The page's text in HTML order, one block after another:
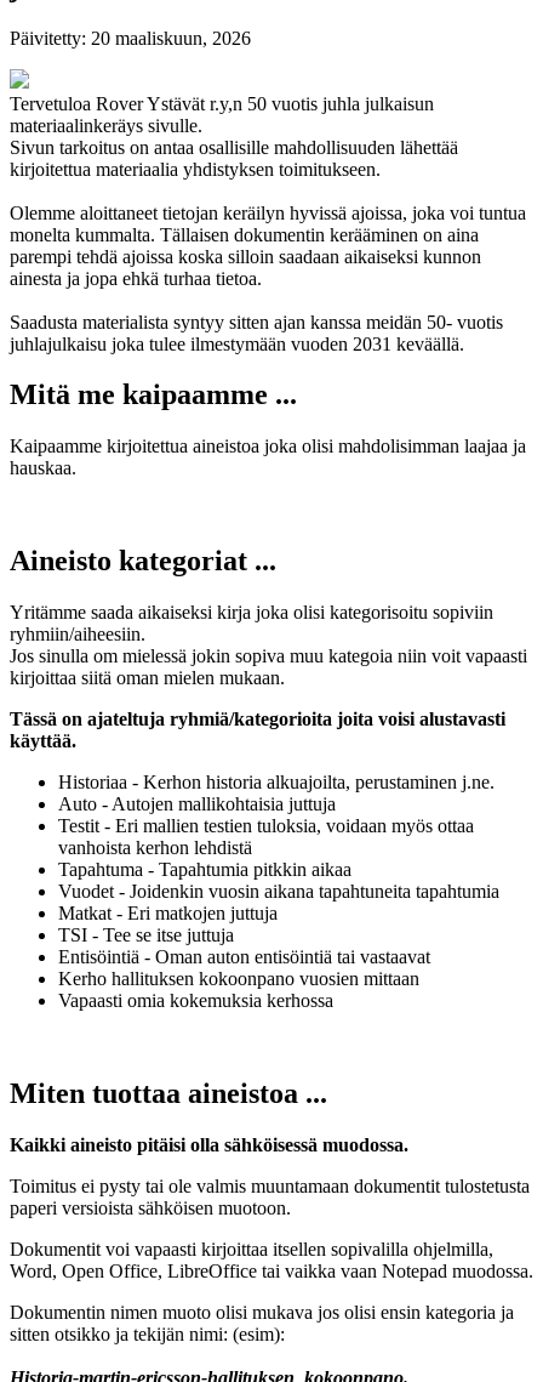
Päivitetty: 20 maaliskuun, 2026
Tervetuloa Rover Ystävät r.y,n 50 vuotis juhla julkaisun
materiaalinkeräys sivulle.
Sivun tarkoitus on antaa osallisille mahdollisuuden lähettää
kirjoitettua materiaalia yhdistyksen toimitukseen.
Olemme aloittaneet tietojan keräilyn hyvissä ajoissa, joka voi tuntua
monelta kummalta. Tällaisen dokumentin kerääminen on aina
parempi tehdä ajoissa koska silloin saadaan aikaiseksi kunnon
ainesta ja jopa ehkä turhaa tietoa.
Saadusta materialista syntyy sitten ajan kanssa meidän 50- vuotis
juhlajulkaisu joka tulee ilmestymään vuoden 2031 keväällä.
Mitä me kaipaamme ...
Kaipaamme kirjoitettua aineistoa joka olisi mahdolisimman laajaa ja
hauskaa.
Aineisto kategoriat ...
Yritämme saada aikaiseksi kirja joka olisi kategorisoitu sopiviin
ryhmiin/aiheesiin.
Jos sinulla om mielessä jokin sopiva muu kategoia niin voit vapaasti
kirjoittaa siitä oman mielen mukaan.
Tässä on ajateltuja ryhmiä/kategorioita joita voisi alustavasti
käyttää.
Historiaa - Kerhon historia alkuajoilta, perustaminen j.ne.
Auto - Autojen mallikohtaisia juttuja
Testit - Eri mallien testien tuloksia, voidaan myös ottaa
vanhoista kerhon lehdistä
Tapahtuma - Tapahtumia pitkkin aikaa
Vuodet - Joidenkin vuosin aikana tapahtuneita tapahtumia
Matkat - Eri matkojen juttuja
TSI - Tee se itse juttuja
Entisöintiä - Oman auton entisöintiä tai vastaavat
Kerho hallituksen kokoonpano vuosien mittaan
Vapaasti omia kokemuksia kerhossa
Miten tuottaa aineistoa ...
Kaikki aineisto pitäisi olla sähköisessä muodossa.
Toimitus ei pysty tai ole valmis muuntamaan dokumentit tulostetusta
paperi versioista sähköisen muotoon.
Dokumentit voi vapaasti kirjoittaa itsellen sopivalilla ohjelmilla,
Word, Open Office, LibreOffice tai vaikka vaan Notepad muodossa.
Dokumentin nimen muoto olisi mukava jos olisi ensin kategoria ja
sitten otsikko ja tekijän nimi: (esim):
Historia-martin-ericsson-hallituksen_kokoonpano.